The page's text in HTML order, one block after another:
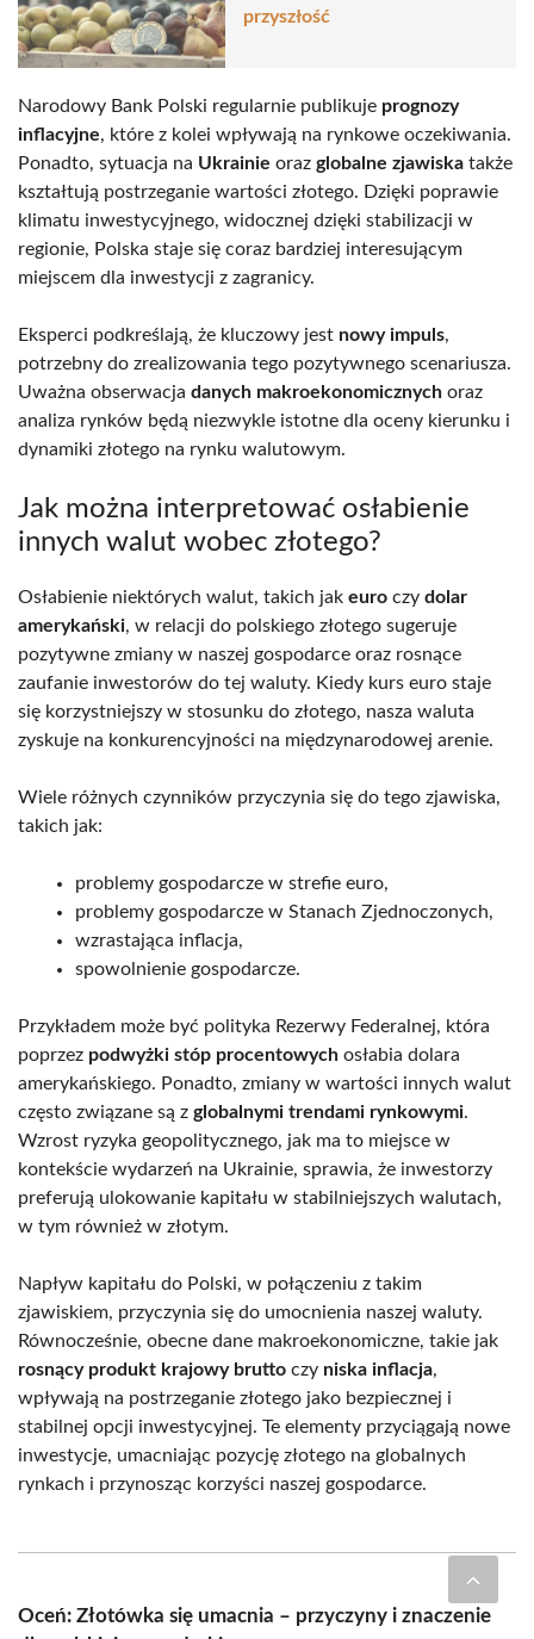
przyszłość
Narodowy Bank Polski regularnie publikuje prognozy
inflacyjne, które z kolei wpływają na rynkowe oczekiwania.
Ponadto, sytuacja na Ukrainie oraz globalne zjawiska także
kształtują postrzeganie wartości złotego. Dzięki poprawie
klimatu inwestycyjnego, widocznej dzięki stabilizacji w
regionie, Polska staje się coraz bardziej interesującym
miejscem dla inwestycji z zagranicy.
Eksperci podkreślają, że kluczowy jest nowy impuls,
potrzebny do zrealizowania tego pozytywnego scenariusza.
Uważna obserwacja danych makroekonomicznych oraz
analiza rynków będą niezwykle istotne dla oceny kierunku i
dynamiki złotego na rynku walutowym.
Jak można interpretować osłabienie
innych walut wobec złotego?
Osłabienie niektórych walut, takich jak euro czy dolar
amerykański, w relacji do polskiego złotego sugeruje
pozytywne zmiany w naszej gospodarce oraz rosnące
zaufanie inwestorów do tej waluty. Kiedy kurs euro staje
się korzystniejszy w stosunku do złotego, nasza waluta
zyskuje na konkurencyjności na międzynarodowej arenie.
Wiele różnych czynników przyczynia się do tego zjawiska,
takich jak:
problemy gospodarcze w strefie euro,
problemy gospodarcze w Stanach Zjednoczonych,
wzrastająca inflacja,
spowolnienie gospodarcze.
Przykładem może być polityka Rezerwy Federalnej, która
poprzez podwyżki stóp procentowych osłabia dolara
amerykańskiego. Ponadto, zmiany w wartości innych walut
często związane są z globalnymi trendami rynkowymi.
Wzrost ryzyka geopolitycznego, jak ma to miejsce w
kontekście wydarzeń na Ukrainie, sprawia, że inwestorzy
preferują ulokowanie kapitału w stabilniejszych walutach,
w tym również w złotym.
Napływ kapitału do Polski, w połączeniu z takim
zjawiskiem, przyczynia się do umocnienia naszej waluty.
Równocześnie, obecne dane makroekonomiczne, takie jak
rosnący produkt krajowy brutto czy niska inflacja,
wpływają na postrzeganie złotego jako bezpiecznej i
stabilnej opcji inwestycyjnej. Te elementy przyciągają nowe
inwestycje, umacniając pozycję złotego na globalnych
rynkach i przynosząc korzyści naszej gospodarce.
Oceń: Złotówka się umacnia – przyczyny i znaczenie